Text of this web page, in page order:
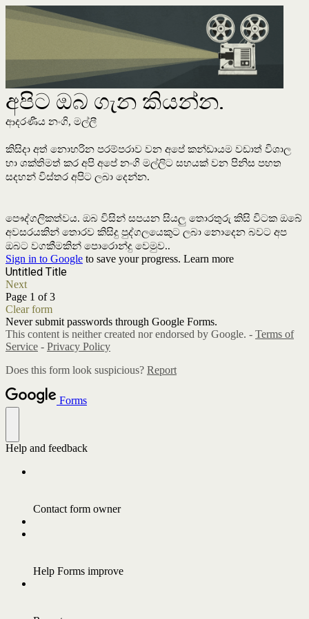
අපිට ඔබ ගැන කියන්න.
ආදරණීය නංගි, මල්ලී
කිසිදා අත් නොහරින පරම්පරාව වන අපේ කන්ඩායම වඩාත් විශාල
හා ශක්තිමත් කර අපි අපේ නංගි මල්ලිට සහයක් වන පිනිස පහත
සදහන් විස්තර අපිට ලබා දෙන්න.
පෞද්ගලිකත්වය. ඔබ විසින් සපයන සියලු තොරතුරු කිසි විටක ඔබේ
අවසරයකින් තොරව කිසිදු පුද්ගලයෙකුට ලබා නොදෙන බවට අප
ඔබට වගකීමකින් පොරොන්දු වෙමුව..
Sign in to Google to save your progress. Learn more
Untitled Title
Next
Page 1 of 3
Clear form
Never submit passwords through Google Forms.
This content is neither created nor endorsed by Google. - Terms of
Service - Privacy Policy
Does this form look suspicious? Report
Forms
Help and feedback
Contact form owner
Help Forms improve